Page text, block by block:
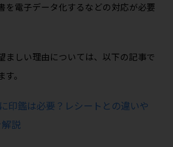
を電子データ化するなどの対応が必要
ましい理由については、以下の記事で
。
印鑑は必要？レシートとの違いや
説